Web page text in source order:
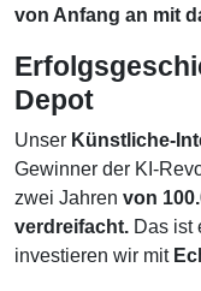
von Anfang an mit
Depot
Unser Künstliche-
Gewinner der KI-
zwei Jahren von
verdreifacht. Das ist
investieren wir mit